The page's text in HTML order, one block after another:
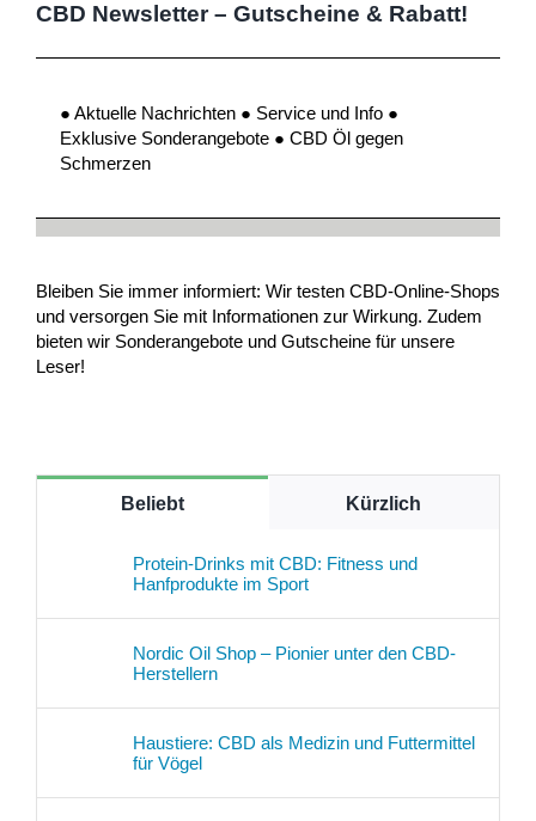
CBD Newsletter – Gutscheine & Rabatt!
● Aktuelle Nachrichten ● Service und Info ●
Exklusive Sonderangebote ● CBD Öl gegen
Schmerzen
Bleiben Sie immer informiert: Wir testen CBD-Online-Shops
und versorgen Sie mit Informationen zur Wirkung. Zudem
bieten wir Sonderangebote und Gutscheine für unsere
Leser!
Beliebt Kürzlich
Protein-Drinks mit CBD: Fitness und
Hanfprodukte im Sport
Nordic Oil Shop – Pionier unter den CBD-
Herstellern
Haustiere: CBD als Medizin und Futtermittel
für Vögel